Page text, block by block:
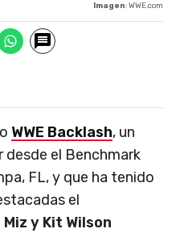
Imagen: WWE.com
WWE Backlash, un
el Benchmark
FL, y que ha tenido
el
Miz y Kit Wilson